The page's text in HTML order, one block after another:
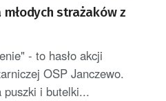
strażaków z
- to hasło akcji
OSP Janczewo.
puszki i butelki...